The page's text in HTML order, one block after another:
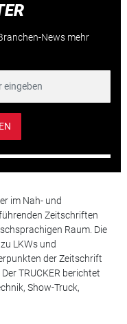
News mehr
im Nah- und
Zeitschriften
Raum. Die
LKWs und
der Zeitschrift
TRUCKER berichtet
Show-Truck,